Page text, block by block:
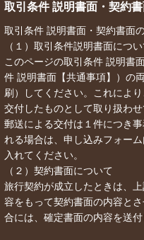
取引条件 説明書面・契約
取引条件 説明書面・契約書面
（１）取引条件説明書面につ
このページの取引条件 説明書
件 説明書面【共通事項】）の
刷）してください。これによ
交付したものとして取り扱わせ
郵送による交付は１件につき
れる場合は、申し込みフォー
入れてください。
（２）契約書面について
旅行契約が成立したときは、
容をもって契約書面の内容と
合には、確定書面の内容を送付